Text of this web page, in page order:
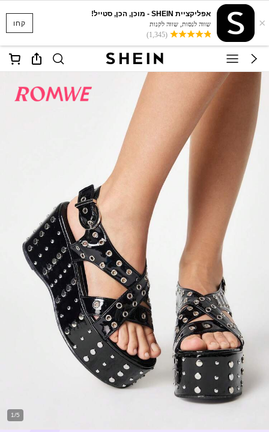
קחו ×
אפליקציית SHEIN - מוכן, הכן, סטייל!
שווה לנסות, שווה לקנות
(1,345)
1/5